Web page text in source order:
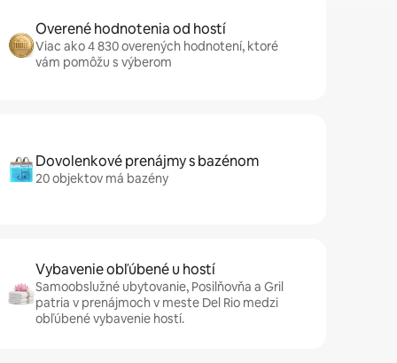
Overené hodnotenia od hostí
Viac ako 4 830 overených hodnotení, ktoré
vám pomôžu s výberom
Dovolenkové prenájmy s bazénom
20 objektov má bazény
Vybavenie obľúbené u hostí
Samoobslužné ubytovanie, Posilňovňa a Gril
patria v prenájmoch v meste Del Rio medzi
obľúbené vybavenie hostí.